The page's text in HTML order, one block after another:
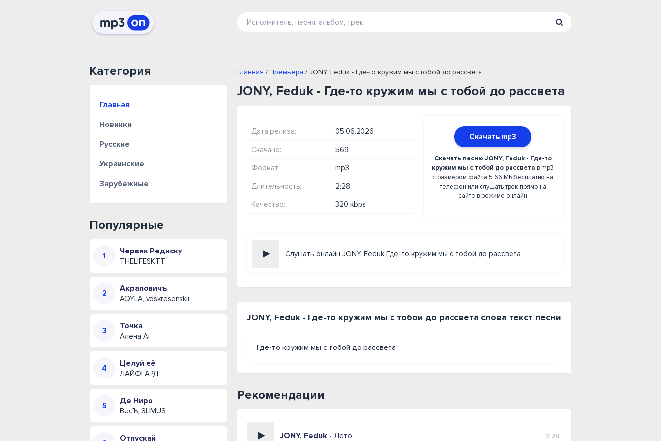
Категория
Главная
Новинки
Русские
Украинские
Зарубежные
Популярные
Червяк Редиску
THELIFESKTT
Акраповичъ
AQYLA, voskresenskii
Точка
Алёна Ai
Целуй её
ЛАЙФГАРД
Де Ниро
ВесЪ, SLIMUS
Отпускай
Главная / Премьера / JONY, Feduk - Где-то кружим мы с тобой до рассвета
JONY, Feduk - Где-то кружим мы с тобой до рассвета
Дата релиза: 05.06.2026
Скачано: 569
Формат: mp3
Длительность: 2:28
Качество: 320 kbps
Скачать mp3
Скачать песню JONY, Feduk - Где-то
кружим мы с тобой до рассвета в mp3
с размером файла 5.66 МБ бесплатно на
телефон или слушать трек прямо на
сайте в режиме онлайн
Слушать онлайн JONY, Feduk Где-то кружим мы с тобой до рассвета
JONY, Feduk - Где-то кружим мы с тобой до рассвета слова текст песни
Где-то кружим мы с тобой до рассвета
Рекомендации
JONY, Feduk - Лето 2:28